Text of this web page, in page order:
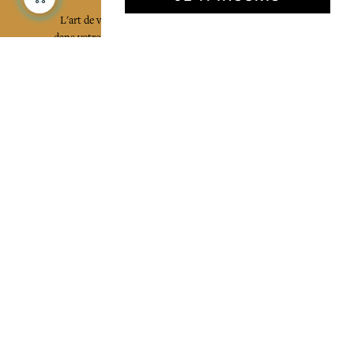
L'art de vivre JAMINI raconté avec poésie et élégance
dans votre boîte mail. Inscrivez vous à notre newsletter